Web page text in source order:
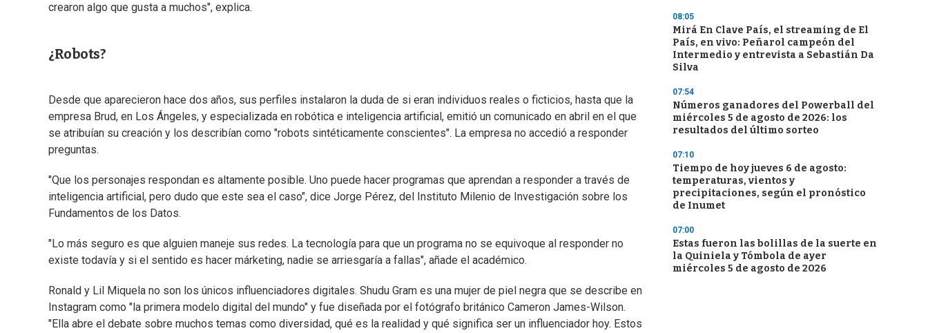
crearon algo que gusta a muchos", explica.
¿Robots?
Desde que aparecieron hace dos años, sus perfiles instalaron la duda de si eran individuos reales o ficticios, hasta que la
empresa Brud, en Los Ángeles, y especializada en robótica e inteligencia artificial, emitió un comunicado en abril en el que
se atribuían su creación y los describían como "robots sintéticamente conscientes". La empresa no accedió a responder
preguntas.
"Que los personajes respondan es altamente posible. Uno puede hacer programas que aprendan a responder a través de
inteligencia artificial, pero dudo que este sea el caso", dice Jorge Pérez, del Instituto Milenio de Investigación sobre los
Fundamentos de los Datos.
"Lo más seguro es que alguien maneje sus redes. La tecnología para que un programa no se equivoque al responder no
existe todavía y si el sentido es hacer márketing, nadie se arriesgaría a fallas", añade el académico.
Ronald y Lil Miquela no son los únicos influenciadores digitales. Shudu Gram es una mujer de piel negra que se describe en
Instagram como "la primera modelo digital del mundo" y fue diseñada por el fotógrafo británico Cameron James-Wilson.
"Ella abre el debate sobre muchos temas como diversidad, qué es la realidad y qué significa ser un influenciador hoy. Estos
08:05
Mirá En Clave País, el streaming de El
País, en vivo: Peñarol campeón del
Intermedio y entrevista a Sebastián Da
Silva
07:54
Números ganadores del Powerball del
miércoles 5 de agosto de 2026: los
resultados del último sorteo
07:10
Tiempo de hoy jueves 6 de agosto:
temperaturas, vientos y
precipitaciones, según el pronóstico
de Inumet
07:00
Estas fueron las bolillas de la suerte en
la Quiniela y Tómbola de ayer
miércoles 5 de agosto de 2026